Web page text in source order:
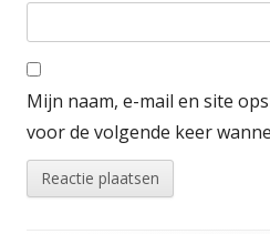
Mijn naam, e-mail en site
voor de volgende keer